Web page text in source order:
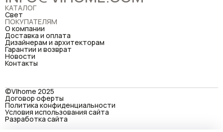
КАТАЛОГ
Свет
ПОКУПАТЕЛЯМ
О компании
Доставка и оплата
Дизайнерам и архитекторам
Гарантии и возврат
Новости
Контакты
©VIhome 2025
Договор оферты
Политика конфиденциальности
Условия использования сайта
Разработка сайта